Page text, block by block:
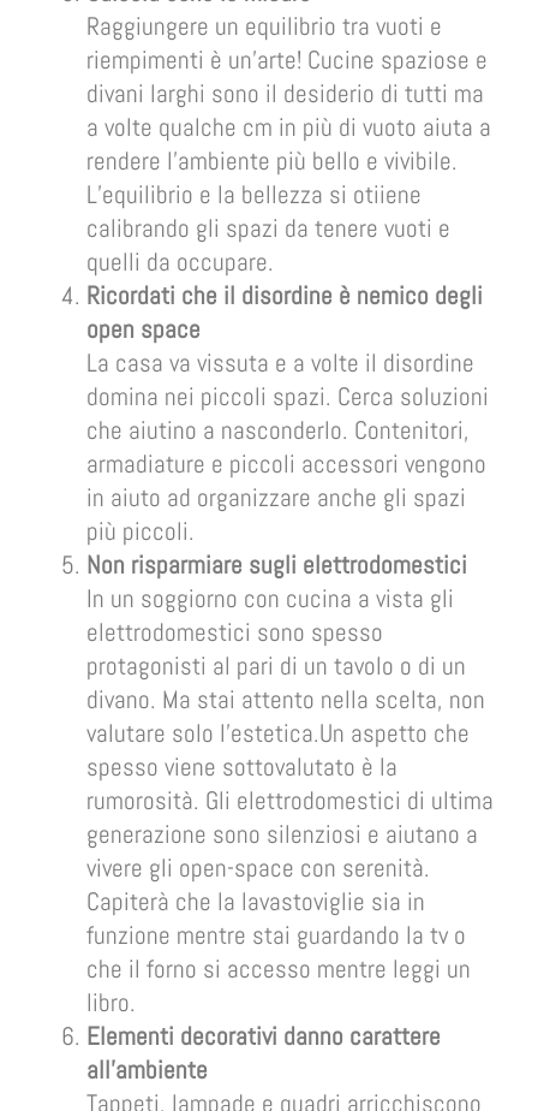
Raggiungere un equilibrio tra vuoti e
riempimenti è un’arte! Cucine spaziose e
divani larghi sono il desiderio di tutti ma
a volte qualche cm in più di vuoto aiuta a
rendere l’ambiente più bello e vivibile.
L’equilibrio e la bellezza si otiiene
calibrando gli spazi da tenere vuoti e
quelli da occupare.
Ricordati che il disordine è nemico degli
open space
La casa va vissuta e a volte il disordine
domina nei piccoli spazi. Cerca soluzioni
che aiutino a nasconderlo. Contenitori,
armadiature e piccoli accessori vengono
in aiuto ad organizzare anche gli spazi
più piccoli.
Non risparmiare sugli elettrodomestici
In un soggiorno con cucina a vista gli
elettrodomestici sono spesso
protagonisti al pari di un tavolo o di un
divano. Ma stai attento nella scelta, non
valutare solo l’estetica.Un aspetto che
spesso viene sottovalutato è la
rumorosità. Gli elettrodomestici di ultima
generazione sono silenziosi e aiutano a
vivere gli open-space con serenità.
Capiterà che la lavastoviglie sia in
funzione mentre stai guardando la tv o
che il forno si accesso mentre leggi un
libro.
Elementi decorativi danno carattere
all’ambiente
Tappeti, lampade e quadri arricchiscono